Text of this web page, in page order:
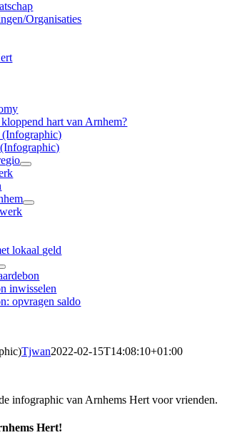
Organisaties
hart van Arnhem?
(Infographic)
lokaal geld
inwisselen
opvragen saldo
Tjwan2022-02-15T14:08:10+01:00
infographic van Arnhems Hert voor vrienden.
Hert!